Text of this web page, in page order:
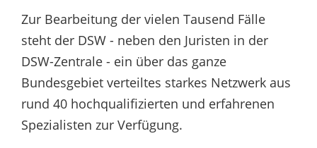
Zur Bearbeitung der vielen Tausend Fälle
steht der DSW - neben den Juristen in der
DSW-Zentrale - ein über das ganze
Bundesgebiet verteiltes starkes Netzwerk aus
rund 40 hochqualifizierten und erfahrenen
Spezialisten zur Verfügung.